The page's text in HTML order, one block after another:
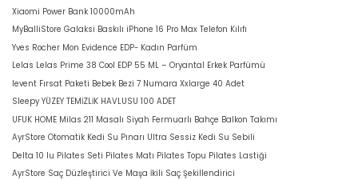
Xiaomi Power Bank 10000mAh
MyBalliStore Galaksi Baskılı iPhone 16 Pro Max Telefon Kılıfı
Yves Rocher Mon Evidence EDP- Kadın Parfüm
Lelas Lelas Prime 38 Cool EDP 55 ML – Oryantal Erkek Parfümü
levent Fırsat Paketi Bebek Bezi 7 Numara Xxlarge 40 Adet
Sleepy YÜZEY TEMİZLİK HAVLUSU 100 ADET
UFUK HOME Milas 211 Masalı Siyah Fermuarlı Bahçe Balkon Takımı
AyrStore Otomatik Kedi Su Pınarı Ultra Sessiz Kedi Su Sebili
Delta 10 lu Pilates Seti Pilates Matı Pilates Topu Pilates Lastiği
AyrStore Saç Düzleştirici Ve Maşa İkili Saç Şekillendirici